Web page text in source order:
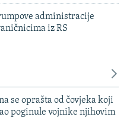
administracije
iz RS
se oprašta od čovjeka koji
poginule vojnike njihovim